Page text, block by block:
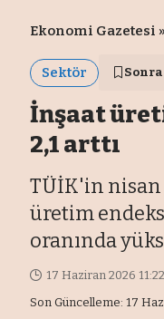
Ekonomi Gazetesi »
Sektör Sonra
İnşaat
2,1 arttı
TÜİK'in
üretim
oranında
Son Güncelleme: 17
17 Haziran 2026 11:22